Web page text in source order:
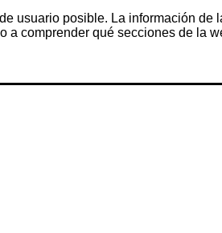
usuario posible. La información
comprender qué secciones de la